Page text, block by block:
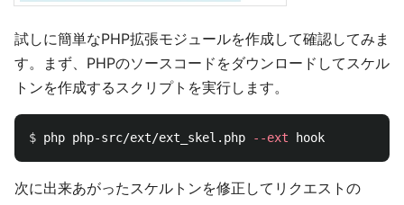
試しに簡単なPHP拡張モジュールを作成して確認してみま
す。まず、PHPのソースコードをダウンロードしてスケル
トンを作成するスクリプトを実行します。
$ php php-src/ext/ext_skel.php --ext
次に出来あがったスケルトンを修正してリクエストの